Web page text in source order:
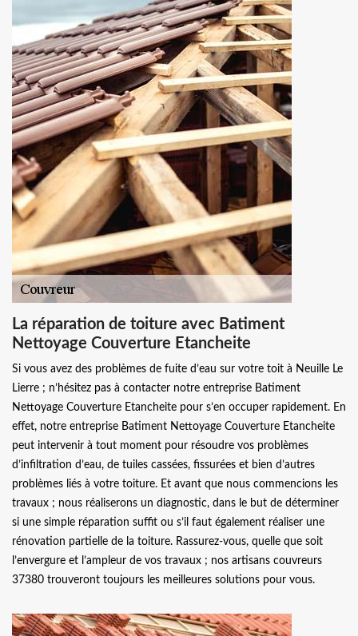
La réparation de toiture avec Batiment
Nettoyage Couverture Etancheite
Si vous avez des problèmes de fuite d’eau sur votre toit à Neuille Le
Lierre ; n’hésitez pas à contacter notre entreprise Batiment
Nettoyage Couverture Etancheite pour s’en occuper rapidement. En
effet, notre entreprise Batiment Nettoyage Couverture Etancheite
peut intervenir à tout moment pour résoudre vos problèmes
d’infiltration d’eau, de tuiles cassées, fissurées et bien d’autres
problèmes liés à votre toiture. Et avant que nous commencions les
travaux ; nous réaliserons un diagnostic, dans le but de déterminer
si une simple réparation suffit ou s’il faut également réaliser une
rénovation partielle de la toiture. Rassurez-vous, quelle que soit
l’envergure et l’ampleur de vos travaux ; nos artisans couvreurs
37380 trouveront toujours les meilleures solutions pour vous.